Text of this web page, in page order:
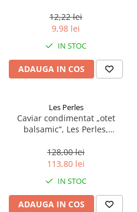
12,22 lei
9,98 lei
IN STOC
ADAUGA IN COS
Les Perles
Caviar condimentat „otet
balsamic”, Les Perles,
sferice, 200 g
128,00 lei
113,80 lei
IN STOC
ADAUGA IN COS